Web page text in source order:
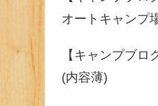
オートキャンプ
【キャンプブロ
(内容薄)